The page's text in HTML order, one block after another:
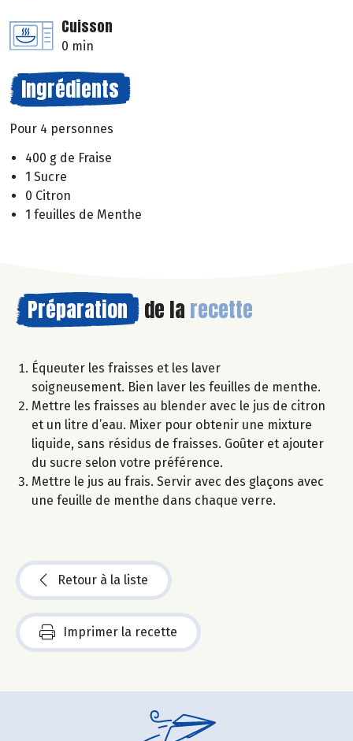
Cuisson
0 min
Ingrédients
Pour 4 personnes
400 g de Fraise
1 Sucre
0 Citron
1 feuilles de Menthe
Préparation de la recette
Équeuter les fraisses et les laver
soigneusement. Bien laver les feuilles de menthe.
Mettre les fraisses au blender avec le jus de citron
et un litre d’eau. Mixer pour obtenir une mixture
liquide, sans résidus de fraisses. Goûter et ajouter
du sucre selon votre préférence.
Mettre le jus au frais. Servir avec des glaçons avec
une feuille de menthe dans chaque verre.
Retour à la liste
Imprimer la recette